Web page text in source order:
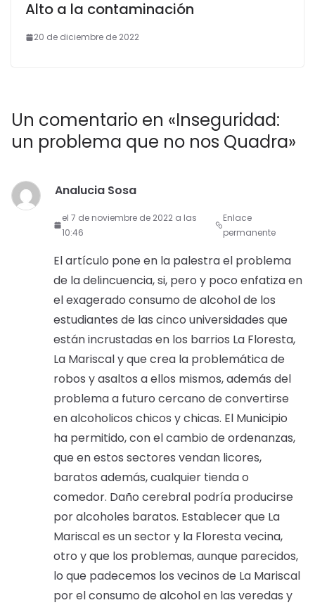
Alto a la contaminación
20 de diciembre de 2022
Un comentario en «Inseguridad:
un problema que no nos Quadra»
Analucia Sosa
el 7 de noviembre de 2022 a las
10:46
Enlace
permanente
El artículo pone en la palestra el problema
de la delincuencia, si, pero y poco enfatiza en
el exagerado consumo de alcohol de los
estudiantes de las cinco universidades que
están incrustadas en los barrios La Floresta,
La Mariscal y que crea la problemática de
robos y asaltos a ellos mismos, además del
problema a futuro cercano de convertirse
en alcoholicos chicos y chicas. El Municipio
ha permitido, con el cambio de ordenanzas,
que en estos sectores vendan licores,
baratos además, cualquier tienda o
comedor. Daño cerebral podría producirse
por alcoholes baratos. Establecer que La
Mariscal es un sector y la Floresta vecina,
otro y que los problemas, aunque parecidos,
lo que padecemos los vecinos de La Mariscal
por el consumo de alcohol en las veredas y